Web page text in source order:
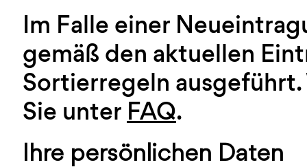
Im Falle einer
gemäß den aktuellen
Sortierregeln
Sie unter FAQ.
Ihre persönlichen Daten